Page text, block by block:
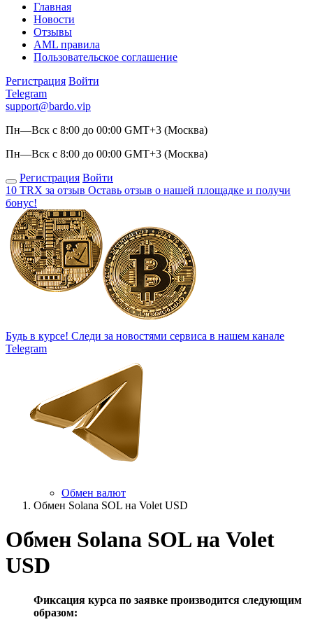
Главная
Новости
Отзывы
AML правила
Пользовательское соглашение
Регистрация Войти
Telegram
support@bardo.vip
Пн—Вск с 8:00 до 00:00 GMT+3 (Москва)
Пн—Вск с 8:00 до 00:00 GMT+3 (Москва)
Регистрация Войти
10 TRX за отзыв Оставь отзыв о нашей площадке и получи
бонус!
Будь в курсе! Следи за новостями сервиса в нашем канале
Telegram
Обмен валют
Обмен Solana SOL на Volet USD
Обмен Solana SOL на Volet
USD
Фиксация курса по заявке производится следующим
образом: